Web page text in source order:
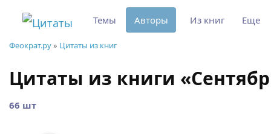
Феократ.ру» Цитаты из книг
Цитаты из книги
66 шт
Темы Авторы Из книг Еще